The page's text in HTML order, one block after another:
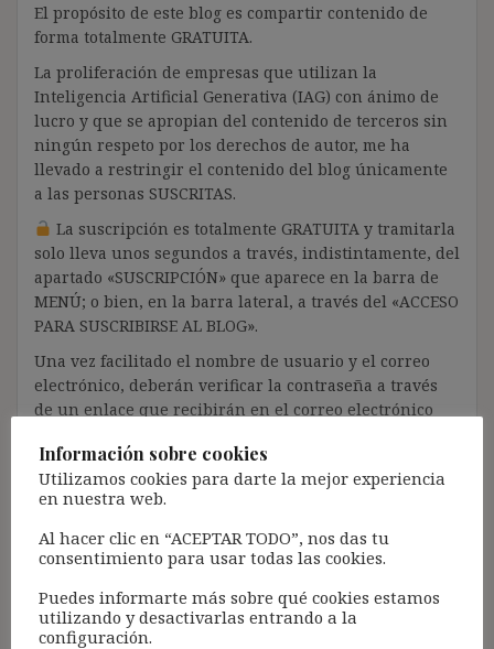
El propósito de este blog es compartir contenido de
forma totalmente GRATUITA.
La proliferación de empresas que utilizan la
Inteligencia Artificial Generativa (IAG) con ánimo de
lucro y que se apropian del contenido de terceros sin
ningún respeto por los derechos de autor, me ha
llevado a restringir el contenido del blog únicamente
a las personas SUSCRITAS.
La suscripción es totalmente GRATUITA y tramitarla
solo lleva unos segundos a través, indistintamente, del
apartado «SUSCRIPCIÓN» que aparece en la barra de
MENÚ; o bien, en la barra lateral, a través del «ACCESO
PARA SUSCRIBIRSE AL BLOG».
Una vez facilitado el nombre de usuario y el correo
electrónico, deberán verificar la contraseña a través
de un enlace que recibirán en el correo electrónico
revisar la bandeja de «Spam»).
Más de 11.500 personas ya se han suscrito.
Lamento los inconvenientes que este trámite pueda
causar.
[Con el registro aceptas la política de privacidad del
blog: https://ignasibeltran.com/politica-de-privacidad/]
Información sobre cookies
Utilizamos cookies para darte la mejor experiencia
en nuestra web.
Al hacer clic en “ACEPTAR TODO”, nos das tu
consentimiento para usar todas las cookies.
Puedes informarte más sobre qué cookies estamos
utilizando y desactivarlas entrando a la
configuración.